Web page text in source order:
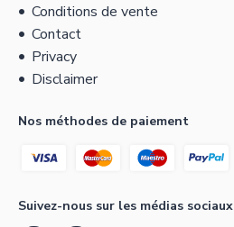
Conditions de vente
Contact
Privacy
Disclaimer
Nos méthodes de paiement
Suivez-nous sur les médias sociaux